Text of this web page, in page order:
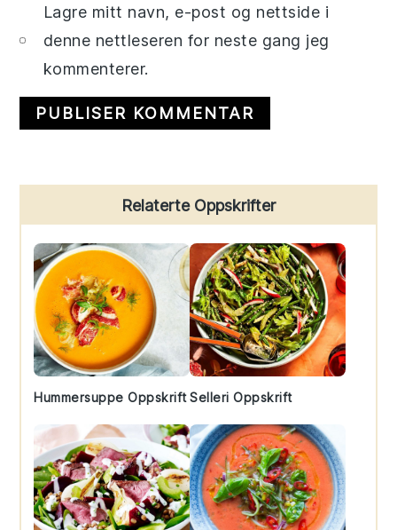
Lagre mitt navn, e-post og nettside i
denne nettleseren for neste gang jeg
kommenterer.
Sidebar
Relaterte Oppskrifter
Hummersuppe OppskriftSelleri Oppskrift